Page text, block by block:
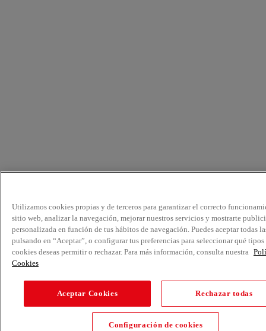
Utilizamos cookies propias y de terceros para garantizar el correcto
sitio web, analizar la navegación, mejorar nuestros servicios y mostrarte
personalizada en función de tus hábitos de navegación. Puedes aceptar todas
pulsando en “Aceptar”, o configurar tus preferencias para seleccionar qué tipos
cookies deseas permitir o rechazar. Para más información, consulta nuestra
Cookies
Aceptar Cookies Rechazar todas
Configuración de cookies